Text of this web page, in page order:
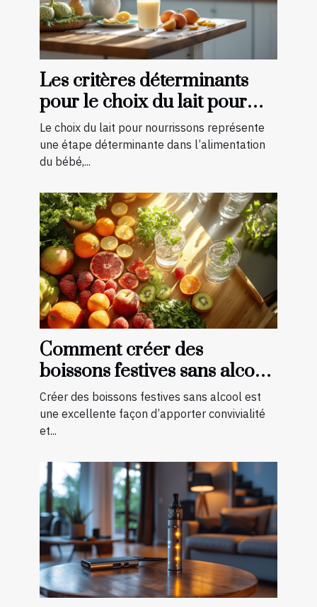
Les critères déterminants
pour le choix du lait pour
nourrissons
Le choix du lait pour nourrissons représente
une étape déterminante dans l’alimentation
du bébé,...
Comment créer des
boissons festives sans alcool
pour toutes les saisons
Créer des boissons festives sans alcool est
une excellente façon d’apporter convivialité
et...